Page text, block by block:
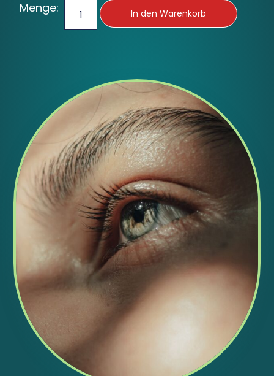
Menge: In den Warenkorb